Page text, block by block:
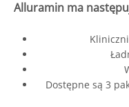
Alluramin ma
Dostępne są 3